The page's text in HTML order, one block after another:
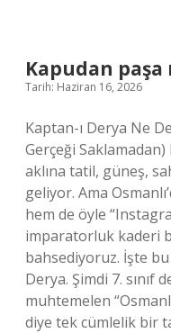
Kapudan paşa
Tarih: Haziran 16, 2026
Kaptan-ı Derya Ne
Gerçeği
aklına tatil, güneş,
geliyor. Ama
hem de öyle
imparatorluk kaderi
bahsediyoruz. İşte
Derya. Şimdi 7. sınıf
muhtemelen
diye tek cümlelik bir